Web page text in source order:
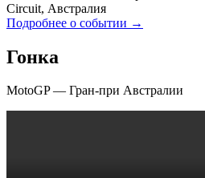
Circuit, Австралия
Подробнее о событии →
Гонка
MotoGP— Гран-при Австралии